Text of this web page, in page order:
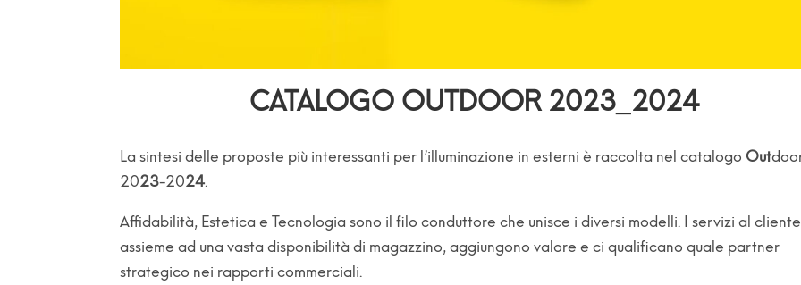
CATALOGO OUTDOOR 2023_2024
La sintesi delle proposte più interessanti per l’illuminazione in esterni è raccolta nel catalogo Out
2023-2024.
Affidabilità, Estetica eTecnologia sono il filo conduttore che unisce i diversi modelli. I servizi al
assieme ad una vasta disponibilità di magazzino,aggiungono valore e ci qualificano quale partner
strategico nei rapporti commerciali.